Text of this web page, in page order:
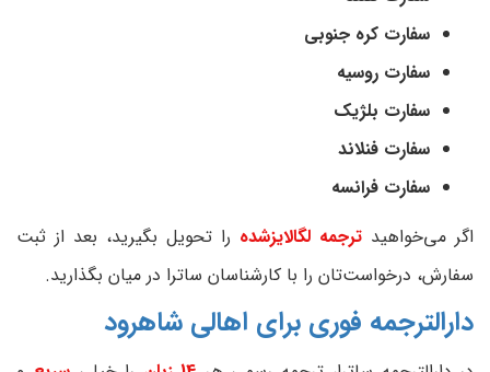
سفارت کره جنوبی
سفارت روسیه
سفارت بلژیک
سفارت فنلاند
سفارت فرانسه
اگر می‌خواهید ترجمه لگالایزشده را تحویل بگیرید، بعد از ثبت
سفارش، درخواست‌تان را با کارشناسان ساترا در میان بگذارید.
دارالترجمه فوری برای اهالی شاهرود